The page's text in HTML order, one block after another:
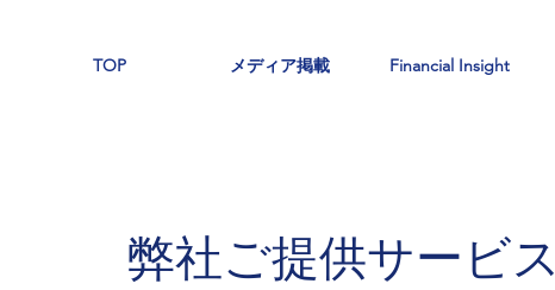
TOP メディア掲載 Financial Insight
弊社ご提供サービス